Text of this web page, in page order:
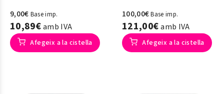
9,00€ Base imp.
10,89€amb IVA
Afegeix a la cistella
100,00€Base imp.
121,00€amb IVA
Afegeix a la cistella